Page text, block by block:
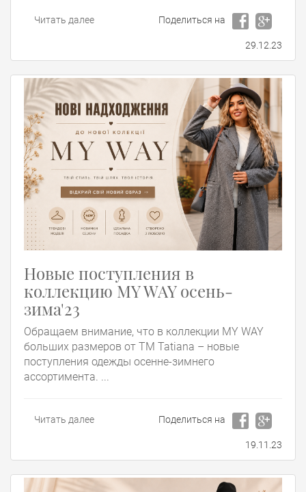
Читать далее Поделиться на
29.12.23
Новые поступления в
коллекцию MY WAY осень-
зима'23
Обращаем внимание, что в коллекции MY WAY
больших размеров от ТМ Tatiana – новые
поступления одежды осенне-зимнего
ассортимента. ...
Читать далее Поделиться на
19.11.23